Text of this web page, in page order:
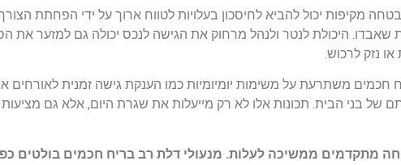
מקיפות יכול להביא לחיסכון בעלויות לטווח ארוך על ידי הפחתת
היכולת לנטר ולנהל מרחוק את הגישה לנכס יכולה גם למזער את
נזק לרכוש.
חכמים משתרעת על משימות יומיומיות כמו הענקת גישה זמנית לאורחים
של בני הבית. תכונות אלו לא רק מייעלות את שגרת היום, אלא גם
מתקדמים ממשיכה לעלות. מנעולי דלת רב בריח חכמים בולטים